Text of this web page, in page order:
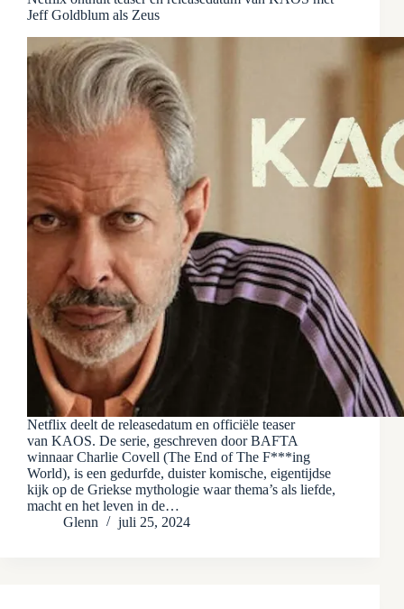
Jeff Goldblum als Zeus
Netflix deelt de releasedatum en officiële teaser
van KAOS. De serie, geschreven door BAFTA
winnaar Charlie Covell (The End of The F***ing
World), is een gedurfde, duister komische, eigentijdse
kijk op de Griekse mythologie waar thema’s als liefde,
macht en het leven in de…
Glenn
juli 25, 2024